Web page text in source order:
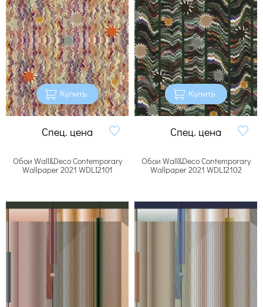
Купить
Спец. цена
Купить
Спец. цена
Обои Wall&Deco Contemporary
Wallpaper 2021 WDLI2101
Обои Wall&Deco Contemporary
Wallpaper 2021 WDLI2102